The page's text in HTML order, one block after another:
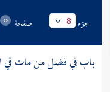
جزء 8 صفحة
باب في فضل من مات في